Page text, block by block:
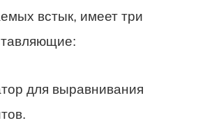
встык, имеет три
для выравнивания